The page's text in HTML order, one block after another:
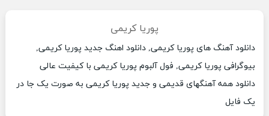
پوریا کریمی
دانلود آهنگ های پوریا کریمی, دانلود اهنگ جدید پوریا کریمی,
بیوگرافی پوریا کریمی, فول آلبوم پوریا کریمی با کیفیت عالی
دانلود همه آهنگهای قدیمی و جدید پوریا کریمی به صورت یک جا در
یک فایل